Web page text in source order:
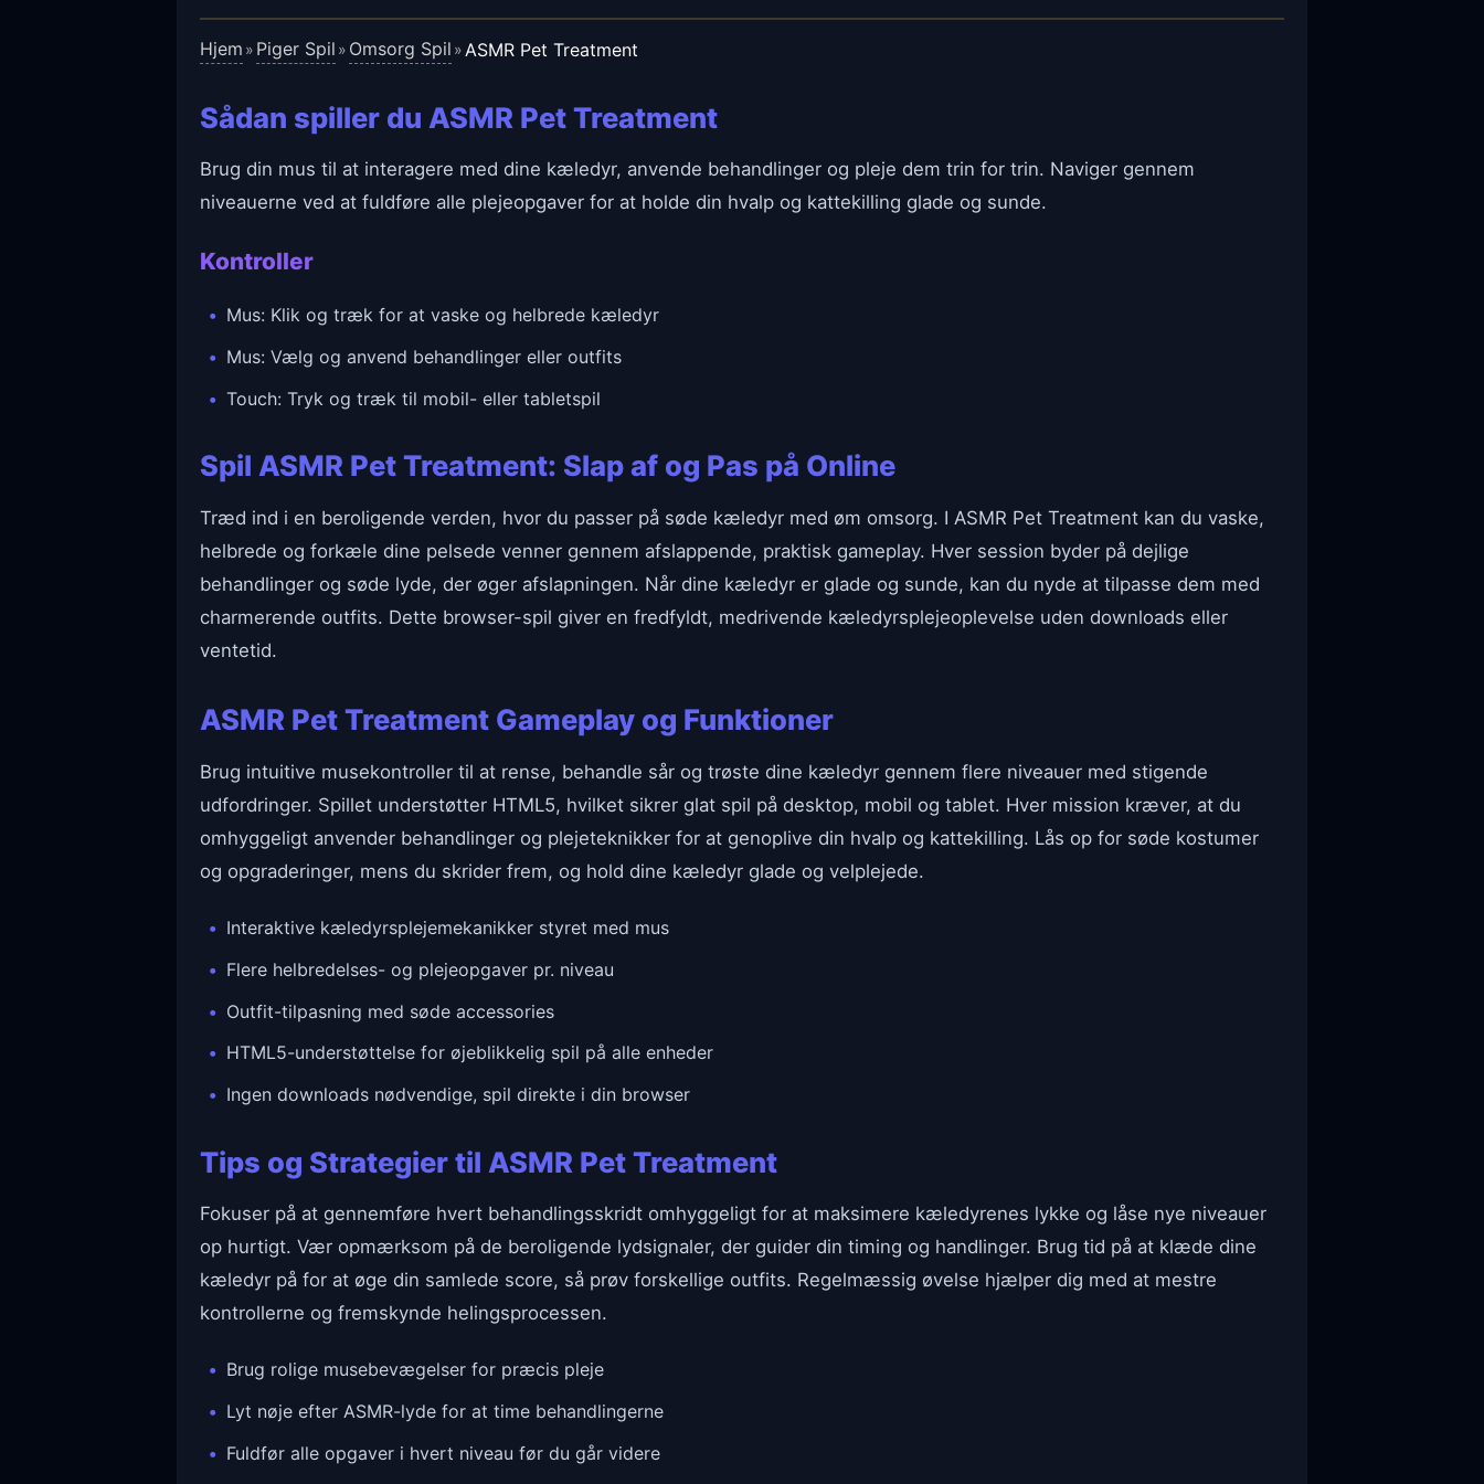
Hjem » Piger Spil » Omsorg Spil » ASMR Pet Treatment
Sådan spiller du ASMR Pet Treatment
Brug din mus til at interagere med dine kæledyr, anvende behandlinger og pleje dem trin for trin. Naviger gennem
niveauerne ved at fuldføre alle plejeopgaver for at holde din hvalp og kattekilling glade og sunde.
Kontroller
Mus: Klik og træk for at vaske og helbrede kæledyr
Mus: Vælg og anvend behandlinger eller outfits
Touch: Tryk og træk til mobil- eller tabletspil
Spil ASMR Pet Treatment: Slap af og Pas på Online
Træd ind i en beroligende verden, hvor du passer på søde kæledyr med øm omsorg. I ASMR Pet Treatment kan du vaske,
helbrede og forkæle dine pelsede venner gennem afslappende, praktisk gameplay. Hver session byder på dejlige
behandlinger og søde lyde, der øger afslapningen. Når dine kæledyr er glade og sunde, kan du nyde at tilpasse dem med
charmerende outfits. Dette browser-spil giver en fredfyldt, medrivende kæledyrsplejeoplevelse uden downloads eller
ventetid.
ASMR Pet Treatment Gameplay og Funktioner
Brug intuitive musekontroller til at rense, behandle sår og trøste dine kæledyr gennem flere niveauer med stigende
udfordringer. Spillet understøtter HTML5, hvilket sikrer glat spil på desktop, mobil og tablet. Hver mission kræver, at du
omhyggeligt anvender behandlinger og plejeteknikker for at genoplive din hvalp og kattekilling. Lås op for søde kostumer
og opgraderinger, mens du skrider frem, og hold dine kæledyr glade og velplejede.
Interaktive kæledyrsplejemekanikker styret med mus
Flere helbredelses- og plejeopgaver pr. niveau
Outfit-tilpasning med søde accessories
HTML5-understøttelse for øjeblikkelig spil på alle enheder
Ingen downloads nødvendige, spil direkte i din browser
Tips og Strategier til ASMR Pet Treatment
Fokuser på at gennemføre hvert behandlingsskridt omhyggeligt for at maksimere kæledyrenes lykke og låse nye niveauer
op hurtigt. Vær opmærksom på de beroligende lydsignaler, der guider din timing og handlinger. Brug tid på at klæde dine
kæledyr på for at øge din samlede score, så prøv forskellige outfits. Regelmæssig øvelse hjælper dig med at mestre
kontrollerne og fremskynde helingsprocessen.
Brug rolige musebevægelser for præcis pleje
Lyt nøje efter ASMR-lyde for at time behandlingerne
Fuldfør alle opgaver i hvert niveau før du går videre